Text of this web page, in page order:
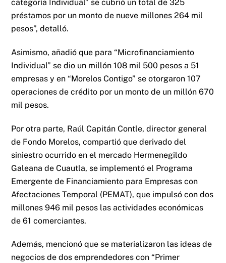
categoría Individual” se cubrió un total de 325
préstamos por un monto de nueve millones 264 mil
pesos”, detalló.
Asimismo, añadió que para “Microfinanciamiento
Individual” se dio un millón 108 mil 500 pesos a 51
empresas y en “Morelos Contigo” se otorgaron 107
operaciones de crédito por un monto de un millón 670
mil pesos.
Por otra parte, Raúl Capitán Contle, director general
de Fondo Morelos, compartió que derivado del
siniestro ocurrido en el mercado Hermenegildo
Galeana de Cuautla, se implementó el Programa
Emergente de Financiamiento para Empresas con
Afectaciones Temporal (PEMAT), que impulsó con dos
millones 946 mil pesos las actividades económicas
de 61 comerciantes.
Además, mencionó que se materializaron las ideas de
negocios de dos emprendedores con “Primer